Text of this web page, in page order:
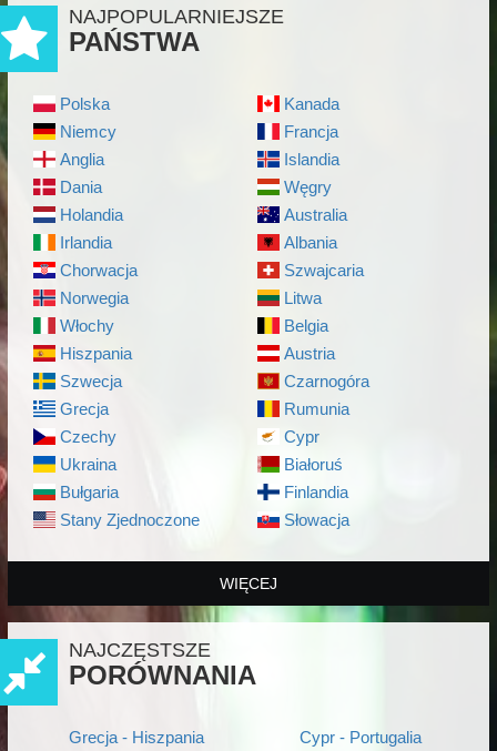
NAJPOPULARNIEJSZE
PAŃSTWA
Polska
Niemcy
Anglia
Dania
Holandia
Irlandia
Chorwacja
Norwegia
Włochy
Hiszpania
Szwecja
Grecja
Czechy
Ukraina
Bułgaria
Stany Zjednoczone
Kanada
Francja
Islandia
Węgry
Australia
Albania
Szwajcaria
Litwa
Belgia
Austria
Czarnogóra
Rumunia
Cypr
Białoruś
Finlandia
Słowacja
WIĘCEJ
NAJCZĘSTSZE
PORÓWNANIA
Grecja - Hiszpania
Cypr - Portugalia